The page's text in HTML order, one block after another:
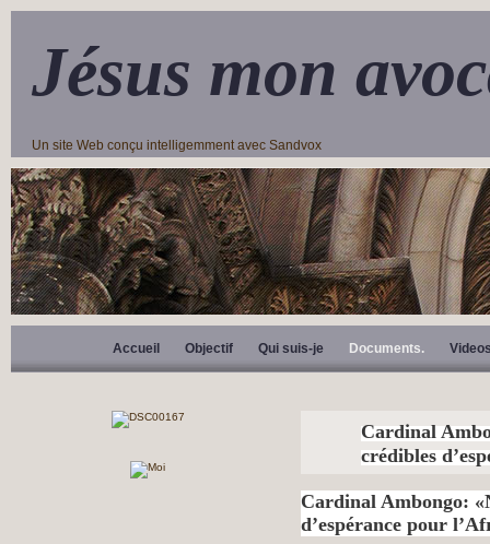
Jésus mon
Un site Web conçu intelligemment avec Sandvox
Accueil Objectif Qui suis-je Documents.
Cardinal
crédibles
Cardinal Ambongo:
d’espérance pour